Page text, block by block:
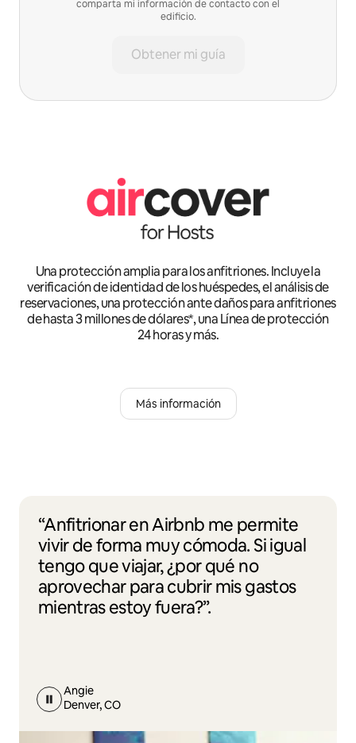
comparta mi información de contacto con el
edificio.
Obtener mi guía
Una protección amplia para los anfitriones. Incluye la
verificación de identidad de los huéspedes, el análisis de
reservaciones, una protección ante daños para anfitriones
de hasta 3 millones de dólares*, una Línea de protección
24 horas y más.
Más información
“Anfitrionar en Airbnb me permite
vivir de forma muy cómoda. Si igual
tengo que viajar, ¿por qué no
aprovechar para cubrir mis gastos
mientras estoy fuera?”.
Angie
Denver, CO